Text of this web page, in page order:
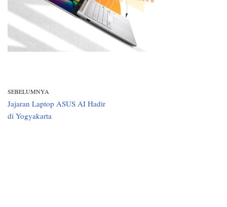
SEBELUMNYA
Jajaran Laptop ASUS AI Hadir
di Yogyakarta